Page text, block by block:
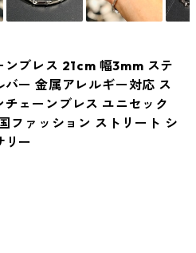
ブレス 21cm 幅3mm ステ
ー 金属アレルギー対応 ス
ェーンブレス ユニセック
ファッション ストリート シ
リー